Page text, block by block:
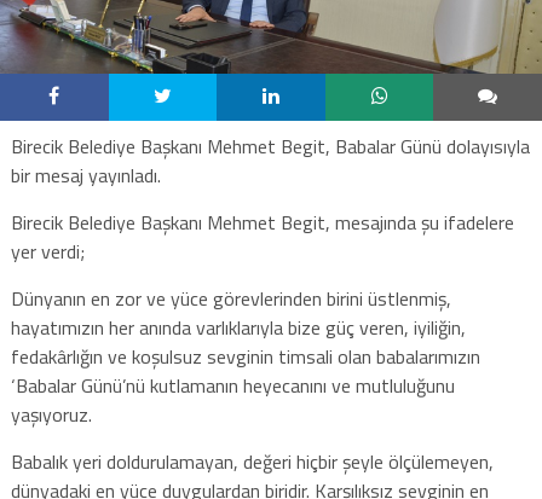
Birecik Belediye Başkanı Mehmet Begit, Babalar Günü dolayısıyla
bir mesaj yayınladı.
Birecik Belediye Başkanı Mehmet Begit, mesajında şu ifadelere
yer verdi;
Dünyanın en zor ve yüce görevlerinden birini üstlenmiş,
hayatımızın her anında varlıklarıyla bize güç veren, iyiliğin,
fedakârlığın ve koşulsuz sevginin timsali olan babalarımızın
‘Babalar Günü’nü kutlamanın heyecanını ve mutluluğunu
yaşıyoruz.
Babalık yeri doldurulamayan, değeri hiçbir şeyle ölçülemeyen,
dünyadaki en yüce duygulardan biridir. Karşılıksız sevginin en